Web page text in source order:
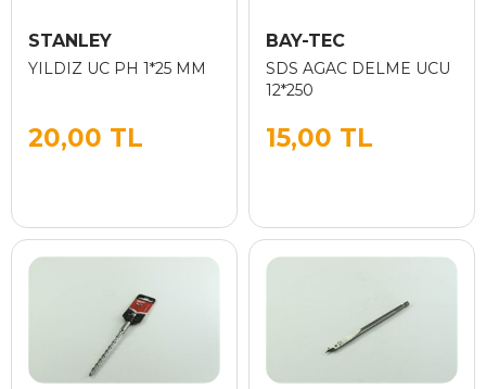
STANLEY
YILDIZ UC PH 1*25 MM
20,00 TL
BAY-TEC
SDS AGAC DELME UCU
12*250
15,00 TL